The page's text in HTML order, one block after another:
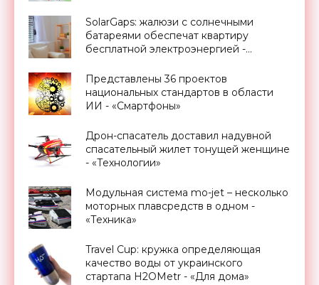
SolarGaps: жалюзи с солнечными
батареями обеспечат квартиру
бесплатной электроэнергией -
Представлены 36 проектов
национальных стандартов в области
ИИ - «Смартфоны»
Дрон-спасатель доставил надувной
спасательный жилет тонущей женщине
- «Технологии»
Модульная система mo-jet – несколько
моторных плавсредств в одном -
«Техника»
Travel Cup: кружка определяющая
качество воды от украинского
стартапа H2OMetr - «Для дома»